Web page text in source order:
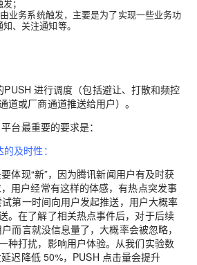
；
业务系统触发，主要是为了实现一些业务功
、关注通知等。
PUSH 进行调度（包括避让、打散和频控
道或厂商通道推送给用户）。
台最重要的要求是：
及时性：
体现“新”，因为腾讯新闻用户有及时获
用户经常有这样的体感，有热点突发事
第一时间向用户发起推送，用户大概率
。在了解了相关热点事件后，对于后续
而言就没信息量了，大概率会被忽略，
种打扰，影响用户体验。从我们实验数
迟降低 50%，PUSH 点击量会提升